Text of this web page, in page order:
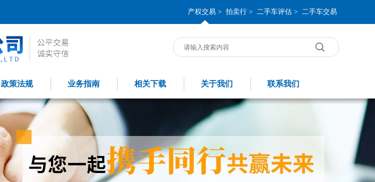
产权交易 > 拍卖行 > 二手车评估 > 二手车交易
政策法规 业务指南 相关下载 关于我们 联系我们